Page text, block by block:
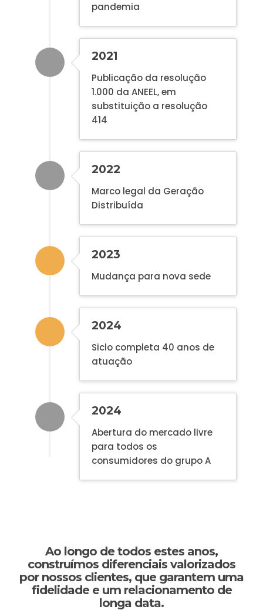
pandemia
2021
Publicação da resolução
1.000 da ANEEL, em
substituição a resolução
414
2022
Marco legal da Geração
Distribuída
2023
Mudança para nova sede
2024
Siclo completa 40 anos de
atuação
2024
Abertura do mercado livre
para todos os
consumidores do grupo A
Ao longo de todos estes anos,
construímos diferenciais valorizados
por nossos clientes, que garantem uma
fidelidade e um relacionamento de
longa data.